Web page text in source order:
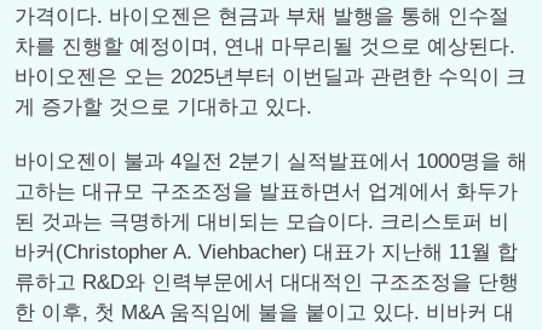
가격이다. 바이오젠은 현금과 부채 발행을 통해 인수절
차를 진행할 예정이며, 연내 마무리될 것으로 예상된다.
바이오젠은 오는 2025년부터 이번딜과 관련한 수익이 크
게 증가할 것으로 기대하고 있다.
바이오젠이 불과 4일전 2분기 실적발표에서 1000명을 해
고하는 대규모 구조조정을 발표하면서 업계에서 화두가
된 것과는 극명하게 대비되는 모습이다. 크리스토퍼 비
바커(Christopher A. Viehbacher) 대표가 지난해 11월 합
류하고 R&D와 인력부문에서 대대적인 구조조정을 단행
한 이후, 첫 M&A 움직임에 불을 붙이고 있다. 비바커 대